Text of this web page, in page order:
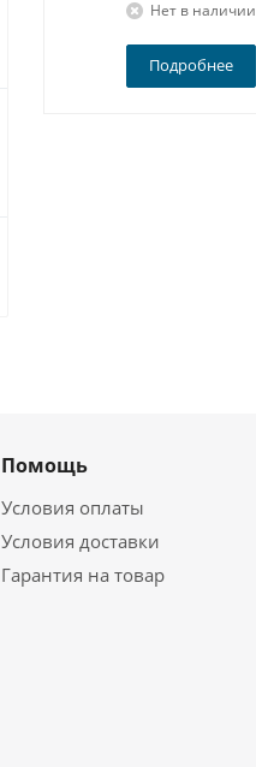
Нет в наличии
Подробнее
Помощь
Условия оплаты
Условия доставки
Гарантия на товар